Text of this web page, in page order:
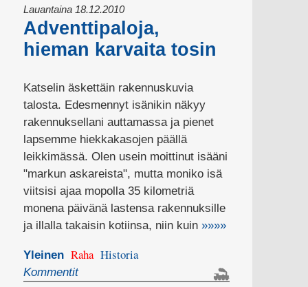
Lauantaina 18.12.2010
Adventtipaloja,
hieman karvaita tosin
Katselin äskettäin rakennuskuvia
talosta. Edesmennyt isänikin näkyy
rakennuksellani auttamassa ja pienet
lapsemme hiekkakasojen päällä
leikkimässä. Olen usein moittinut isääni
"markun askareista", mutta moniko isä
viitsisi ajaa mopolla 35 kilometriä
monena päivänä lastensa rakennuksille
ja illalla takaisin kotiinsa, niin kuin»»»»
Yleinen Raha Historia
Kommentit